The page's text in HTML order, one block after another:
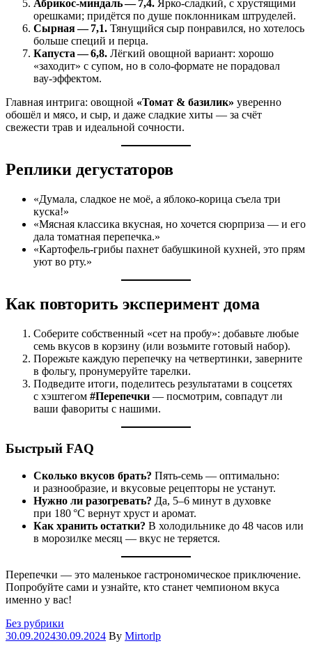
Абрикос‑миндаль — 7,4. Ярко‑сладкий, с хрустящими
орешками; придётся по душе поклонникам штруделей.
Сырная — 7,1. Тянущийся сыр понравился, но хотелось
больше специй и перца.
Капуста — 6,8. Лёгкий овощной вариант: хорошо
«заходит» с супом, но в соло‑формате не порадовал
вау‑эффектом.
Главная интрига: овощной «Томат & базилик» уверенно
обошёл и мясо, и сыр, и даже сладкие хиты — за счёт
свежести трав и идеальной сочности.
Реплики дегустаторов
«Думала, сладкое не моё, а яблоко‑корица съела три
куска!»
«Мясная классика вкусная, но хочется сюрприза — и его
дала томатная перепечка.»
«Картофель‑грибы пахнет бабушкиной кухней, это прям
уют во рту.»
Как повторить эксперимент дома
Соберите собственный «сет на пробу»: добавьте любые
семь вкусов в корзину (или возьмите готовый набор).
Порежьте каждую перепечку на четвертинки, заверните
в фольгу, пронумеруйте тарелки.
Подведите итоги, поделитесь результатами в соцсетях
с хэштегом #Перепечки — посмотрим, совпадут ли
ваши фавориты с нашими.
Быстрый FAQ
Сколько вкусов брать? Пять‑семь — оптимально:
и разнообразие, и вкусовые рецепторы не устанут.
Нужно ли разогревать? Да, 5–6 минут в духовке
при 180 °C вернут хруст и аромат.
Как хранить остатки? В холодильнике до 48 часов или
в морозилке месяц — вкус не теряется.
Перепечки — это маленькое гастрономическое приключение.
Попробуйте сами и узнайте, кто станет чемпионом вкуса
именно у вас!
Categories
Без рубрики
30.09.202430.09.2024 By Mirtorlp